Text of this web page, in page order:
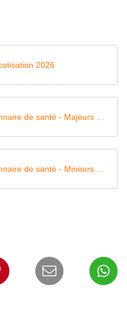
2026